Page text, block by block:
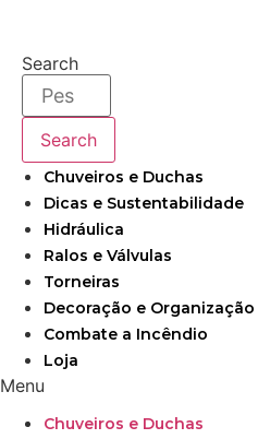
conteúdo
Search
Search
Chuveiros e Duchas
Dicas e Sustentabilidade
Hidráulica
Ralos e Válvulas
Torneiras
Decoração e Organização
Combate a Incêndio
Loja
Menu
Chuveiros e Duchas